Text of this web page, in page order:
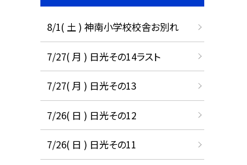
8/1( 土 ) 神南小学校校舎お別れ
7/27( 月 ) 日光その14ラスト
7/27( 月 ) 日光その13
7/26( 日 ) 日光その12
7/26( 日 ) 日光その11